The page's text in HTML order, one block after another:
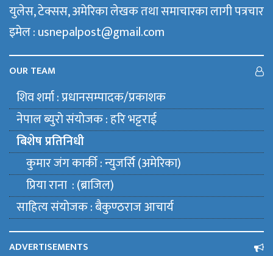
युलेस, टेक्सस, अमेरिका लेखक तथा समाचारका लागी पत्रचार
इमेल : usnepalpost@gmail.com
OUR TEAM
शिव शर्मा : प्रधानसम्पादक/प्रकाशक
नेपाल ब्युराे संयाेजक : हरि भट्टराई
बिशेष प्रतिनिधी
कुमार जंग कार्की : न्युजर्सि (अमेरिका)
प्रिया राना : (ब्राजिल)
साहित्य संयाेजक : बैकुण्ठराज आचार्य
ADVERTISEMENTS